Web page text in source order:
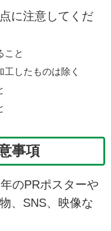
に注意してくだ
こと
工したものは除く
事項
のPRポスターや
、SNS、映像な